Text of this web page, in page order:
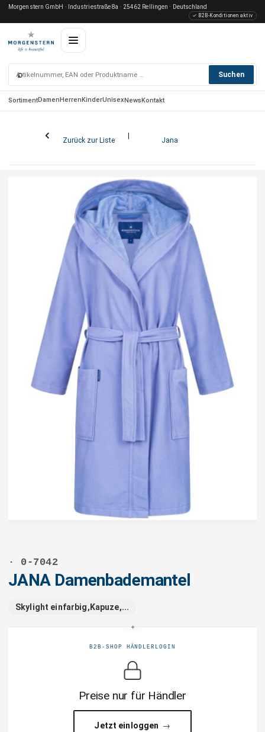
Morgenstern GmbH · Industriestraße 8a · 25462 Rellingen · Deutschland
✓ B2B-Konditionen aktiv
⌕ Suchen
SortimentDamenHerrenKinderUnisexNewsKontakt
Zurück zur Liste Jana
· 0-7042
JANA Damenbademantel
Skylight einfarbig,Kapuze,...
B2B-SHOP HÄNDLERLOGIN
Preise nur für Händler
Jetzt einloggen